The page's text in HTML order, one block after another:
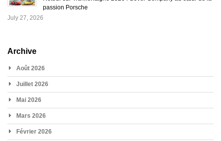
passion Porsche
July 27, 2026
Archive
Août 2026
Juillet 2026
Mai 2026
Mars 2026
Février 2026